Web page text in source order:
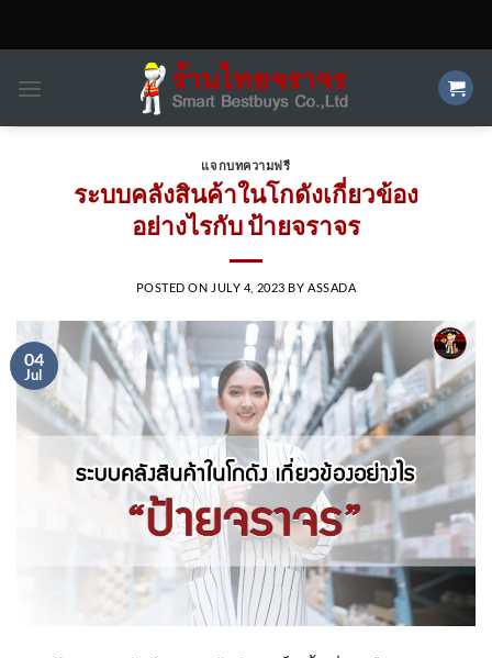
แจกบทความฟรี
ระบบคลังสินค้าในโกดังเกี่ยวข้อง
อย่างไรกับ ป้ายจราจร
POSTED ON JULY 4, 2023 BY ASSADA
04
Jul